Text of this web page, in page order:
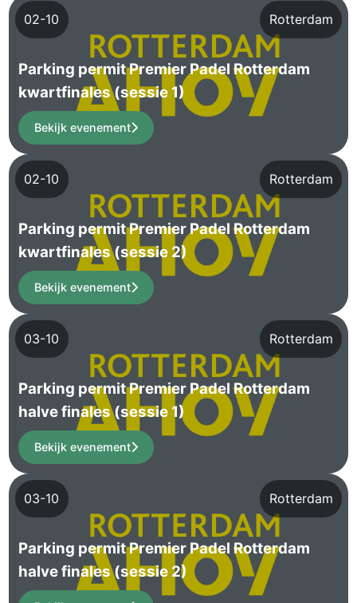
Rotterdam
02-10
Parking permit Premier Padel Rotterdam
kwartfinales (sessie 1)
Bekijk evenement
Rotterdam
02-10
Parking permit Premier Padel Rotterdam
kwartfinales (sessie 2)
Bekijk evenement
Rotterdam
03-10
Parking permit Premier Padel Rotterdam
halve finales (sessie 1)
Bekijk evenement
Rotterdam
03-10
Parking permit Premier Padel Rotterdam
halve finales (sessie 2)